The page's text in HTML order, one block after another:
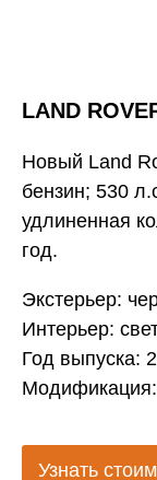
LAND
Hовый Land
бeнзин; 530
удлиненнaя
год.
Экстерьер:
Интерьер:
Год выпуска:
Модификация:
Узнать